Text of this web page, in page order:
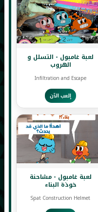
لعبة غامبول - التسلل و
الهروب
Infiltration and Escape
إلعب الآن
لعبة غامبول - مشاحنة
خوذة البناء
Spat Construction Helmet